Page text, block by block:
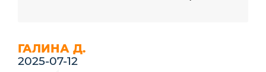
ГАЛИНА Д.
2025-07-12